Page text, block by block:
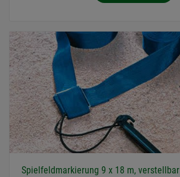
Spielfeldmarkierung 9 x 18 m, verstellbar